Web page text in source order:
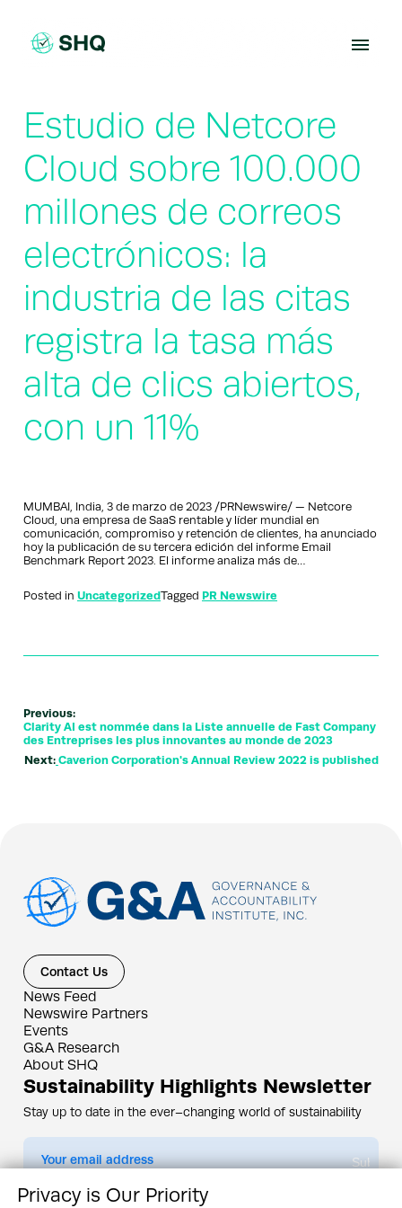
content
Estudio de Netcore
Cloud sobre 100.000
millones de correos
electrónicos: la
industria de las citas
registra la tasa más
alta de clics abiertos,
con un 11%
MUMBAI, India, 3 de marzo de 2023 /PRNewswire/ — Netcore
Cloud, una empresa de SaaS rentable y líder mundial en
comunicación, compromiso y retención de clientes, ha anunciado
hoy la publicación de su tercera edición del informe Email
Benchmark Report 2023. El informe analiza más de…
Posted in UncategorizedTagged PR Newswire
Previous:
Clarity AI est nommée dans la Liste annuelle de Fast Company
des Entreprises les plus innovantes au monde de 2023
Next: Caverion Corporation's Annual Review 2022 is published
Contact Us
News Feed
Newswire Partners
Events
G&A Research
About SHQ
Sustainability Highlights Newsletter
Stay up to date in the ever–changing world of sustainability
Submit
By subscribing you agree to ourPrivacy Policy
Privacy is Our Priority